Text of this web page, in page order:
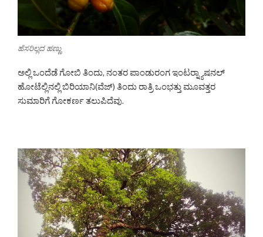
ಹೆಸರಿಲ್ಲದ ಹಣ್ಣು
ಅಲ್ಲಿ ಒಂದೆಡೆ ಗೋಬಿ ತಿಂದು, ನಂತರ ಪಾಂಡುರಂಗ ಇಂಟರ್‍ನ್ಯಾಷನಲ್
ಹೋಟೆಲ್ಲಿನಲ್ಲಿ ಬಿರಿಯಾನಿ(ವೆಜ್) ತಿಂದು ರಾತ್ರಿ ಒಂಭತ್ತು ಮೂವತ್ತರ
ಸುಮಾರಿಗೆ ಗೋಕರ್ಣ ತಲುಪಿದೆವು.